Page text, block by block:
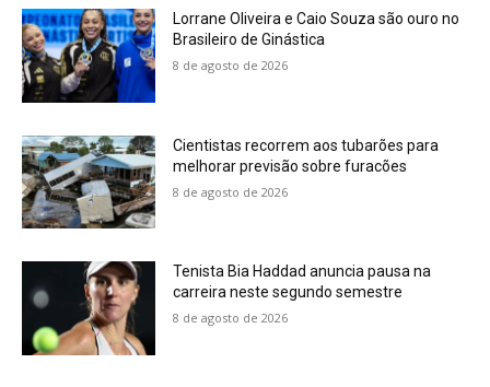
Lorrane Oliveira e Caio Souza são ouro no
Brasileiro de Ginástica
8 de agosto de 2026
Cientistas recorrem aos tubarões para
melhorar previsão sobre furacões
8 de agosto de 2026
Tenista Bia Haddad anuncia pausa na
carreira neste segundo semestre
8 de agosto de 2026